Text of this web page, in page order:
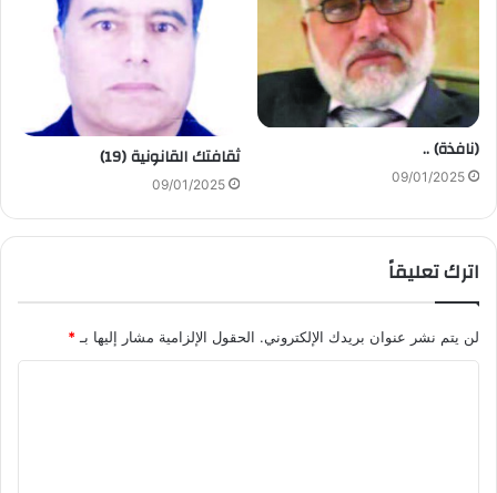
(نافذة) ..
09/01/2025
ثقافتك القانونية (19)
09/01/2025
اترك تعليقاً
لن يتم نشر عنوان بريدك الإلكتروني. الحقول الإلزامية مشار إليها بـ*